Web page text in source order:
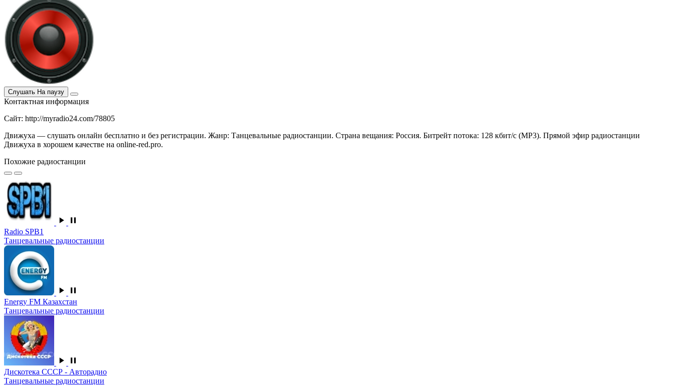
Слушать На паузу
Контактная информация
Сайт: http://myradio24.com/78805
Движуха — слушать онлайн бесплатно и без регистрации. Жанр: Танцевальные радиостанции. Страна вещания: Россия. Битрейт потока: 128 кбит/с (MP3). Прямой эфир радиостанции
Движуха в хорошем качестве на online-red.pro.
Похожие радиостанции
Radio SPB1
Танцевальные радиостанции
Energy FM Казахстан
Танцевальные радиостанции
Дискотека СССР - Авторадио
Танцевальные радиостанции